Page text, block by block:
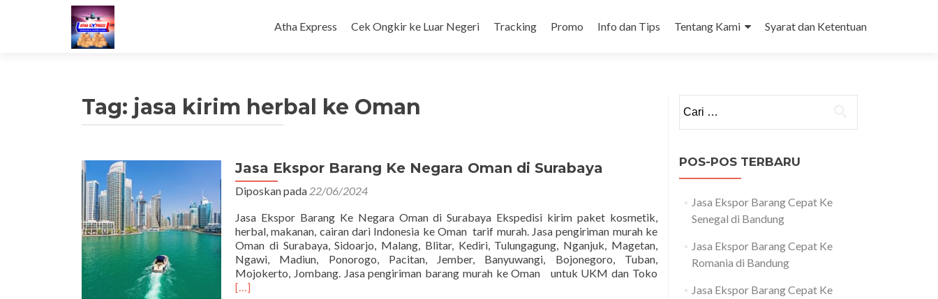
ke
Atha Express Cek Ongkir ke Luar Negeri Tracking Promo Info dan Tips Tentang Kami Syarat dan Ketentuan
Tag: jasa kirim herbal ke Oman
Jasa Ekspor Barang Ke Negara Oman di Surabaya
Diposkan pada 22/06/2024
Jasa Ekspor Barang Ke Negara Oman di Surabaya Ekspedisi kirim paket kosmetik,
herbal, makanan, cairan dari Indonesia ke Oman tarif murah. Jasa pengiriman murah ke
Oman di Surabaya, Sidoarjo, Malang, Blitar, Kediri, Tulungagung, Nganjuk, Magetan,
Ngawi, Madiun, Ponorogo, Pacitan, Jember, Banyuwangi, Bojonegoro, Tuban,
Mojokerto, Jombang. Jasa pengiriman barang murah ke Oman untuk UKM dan Toko
[…]
untuk:
POS-POS TERBARU
Jasa Ekspor Barang Cepat Ke
Senegal di Bandung
Jasa Ekspor Barang Cepat Ke
Romania di Bandung
Jasa Ekspor Barang Cepat Ke